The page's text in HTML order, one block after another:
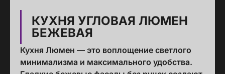
КУХНЯ УГЛОВАЯ ЛЮМЕН
БЕЖЕВАЯ
Кухня Люмен — это воплощение светлого
минимализма и максимального удобства.